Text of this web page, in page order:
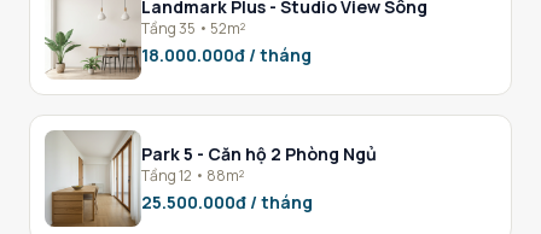
Landmark Plus - Studio View Sông
Tầng 35 • 52m²
18.000.000đ / tháng
Park 5 - Căn hộ 2 Phòng Ngủ
Tầng 12 • 88m²
25.500.000đ / tháng